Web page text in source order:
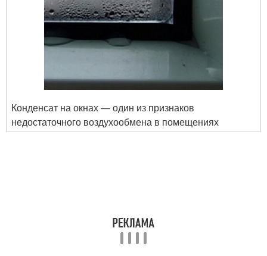
Конденсат на окнах — один из признаков
недостаточного воздухообмена в помещениях